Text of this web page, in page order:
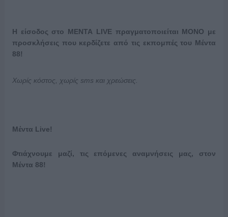
Η είσοδος στο ΜΕΝΤΑ LIVEπραγματοποιείται ΜΟΝΟ με
προσκλήσεις που κερδίζετε από τις εκπομπές του Μέντα
88!
Χωρίς κόστος, χωρίς sms και χρεώσεις.
Μέντα Live!
Φτιάχνουμε μαζί, τις επόμενες αναμνήσεις μας, στον
Μέντα 88!